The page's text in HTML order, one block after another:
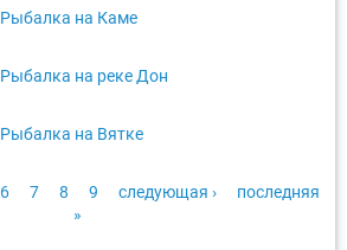
Рыбалка на Каме
Рыбалка на реке Дон
Рыбалка на Вятке
6 7 8 9 следующая ›
последняя
»